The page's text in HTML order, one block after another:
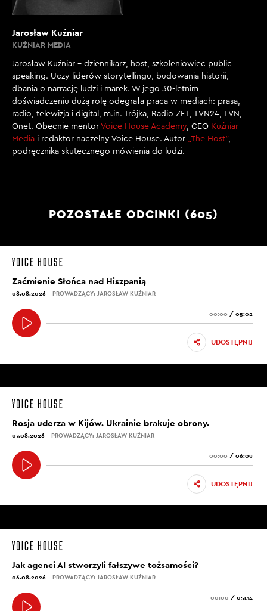
Jarosław Kuźniar
KUŹNIAR MEDIA
Jarosław Kuźniar – dziennikarz, host, szkoleniowiec public
speaking. Uczy liderów storytellingu, budowania historii,
dbania o narrację ludzi i marek. W jego 30-letnim
doświadczeniu dużą rolę odegrała praca w mediach: prasa,
radio, telewizja i digital, m.in. Trójka, Radio ZET, TVN24, TVN,
Onet. Obecnie mentor Voice House Academy, CEO Kuźniar
Media i redaktor naczelny Voice House. Autor „The Host”,
podręcznika skutecznego mówienia do ludzi.
POZOSTAŁE ODCINKI (605)
Zaćmienie Słońca nad Hiszpanią
08.08.2026 PROWADZĄCY: JAROSŁAW KUŹNIAR
00:00 / 05:02
UDOSTĘPNIJ
Rosja uderza w Kijów. Ukrainie brakuje obrony.
07.08.2026 PROWADZĄCY: JAROSŁAW KUŹNIAR
00:00 / 06:09
UDOSTĘPNIJ
Jak agenci AI stworzyli fałszywe tożsamości?
06.08.2026 PROWADZĄCY: JAROSŁAW KUŹNIAR
00:00 / 05:34